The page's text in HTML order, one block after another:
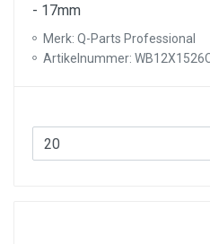
- 17mm
Merk: Q-Parts Professional
Artikelnummer: